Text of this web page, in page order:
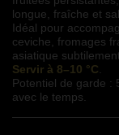
longue, fraîche et
Idéal pour
ceviche, fromages
asiatique
Servir à 8–10 °C
Potentiel de garde :
avec le temps.